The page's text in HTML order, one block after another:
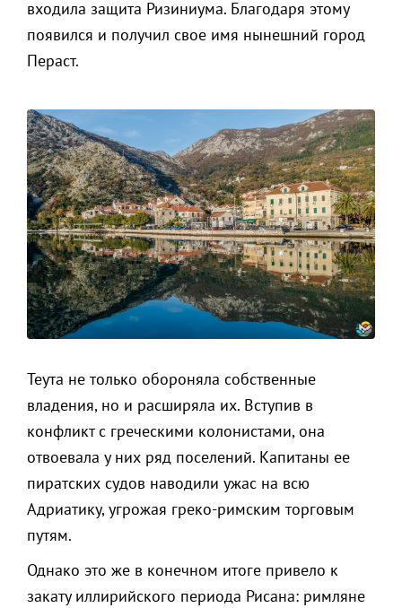
входила защита Ризиниума. Благодаря этому
появился и получил свое имя нынешний город
Пераст.
Теута не только обороняла собственные
владения, но и расширяла их. Вступив в
конфликт с греческими колонистами, она
отвоевала у них ряд поселений. Капитаны ее
пиратских судов наводили ужас на всю
Адриатику, угрожая греко-римским торговым
путям.
Однако это же в конечном итоге привело к
закату иллирийского периода Рисана: римляне